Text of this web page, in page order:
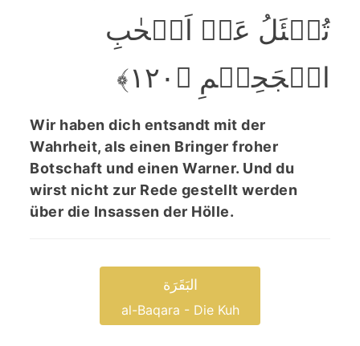
تُسۡئَلُ عَنۡ اَصۡحٰبِ
الۡجَحِیۡمِ ﴿۱۲۰﴾
Wir haben dich entsandt mit der
Wahrheit, als einen Bringer froher
Botschaft und einen Warner. Und du
wirst nicht zur Rede gestellt werden
über die Insassen der Hölle.
البَقَرَة
al-Baqara - Die Kuh